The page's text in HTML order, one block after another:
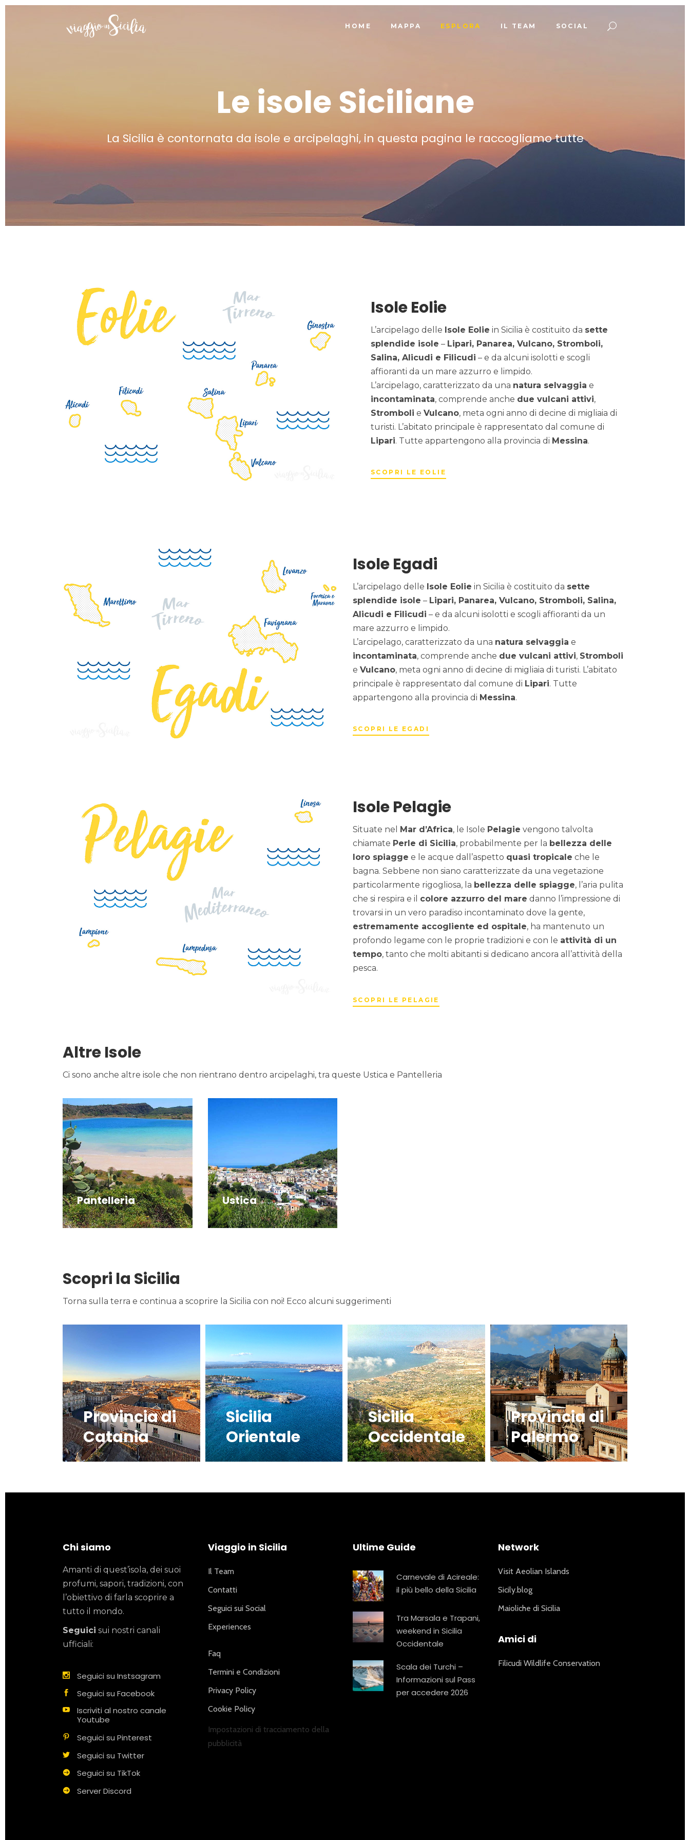
HOME MAPPA ESPLORA IL TEAM SOCIAL
Le isole Siciliane
La Sicilia è contornata da isole e arcipelaghi, in questa pagina le raccogliamo tutte
Isole Eolie
L’arcipelago delle Isole Eolie in Sicilia è costituito da sette
splendide isole – Lipari, Panarea, Vulcano, Stromboli,
Salina, Alicudi e Filicudi – e da alcuni isolotti e scogli
affioranti da un mare azzurro e limpido.
L’arcipelago, caratterizzato da una natura selvaggia e
incontaminata, comprende anche due vulcani attivi,
Stromboli e Vulcano, meta ogni anno di decine di migliaia di
turisti. L’abitato principale è rappresentato dal comune di
Lipari. Tutte appartengono alla provincia di Messina.
SCOPRI LE EOLIE
Isole Egadi
L’arcipelago delle Isole Eolie in Sicilia è costituito da sette
splendide isole – Lipari, Panarea, Vulcano, Stromboli, Salina,
Alicudi e Filicudi – e da alcuni isolotti e scogli affioranti da un
mare azzurro e limpido.
L’arcipelago, caratterizzato da una natura selvaggia e
incontaminata, comprende anche due vulcani attivi, Stromboli
e Vulcano, meta ogni anno di decine di migliaia di turisti. L’abitato
principale è rappresentato dal comune di Lipari. Tutte
appartengono alla provincia di Messina.
SCOPRI LE EGADI
Isole Pelagie
Situate nel Mar d’Africa, le Isole Pelagie vengono talvolta
chiamate Perle di Sicilia, probabilmente per la bellezza delle
loro spiagge e le acque dall’aspetto quasi tropicale che le
bagna. Sebbene non siano caratterizzate da una vegetazione
particolarmente rigogliosa, la bellezza delle spiagge, l’aria pulita
che si respira e il colore azzurro del mare danno l’impressione di
trovarsi in un vero paradiso incontaminato dove la gente,
estremamente accogliente ed ospitale, ha mantenuto un
profondo legame con le proprie tradizioni e con le attività di un
tempo, tanto che molti abitanti si dedicano ancora all’attività della
pesca.
SCOPRI LE PELAGIE
Altre Isole
Ci sono anche altre isole che non rientrano dentro arcipelaghi, tra queste Ustica e Pantelleria
Pantelleria Ustica
Scopri la Sicilia
Torna sulla terra e continua a scoprire la Sicilia con noi! Ecco alcuni suggerimenti
Provincia di
Catania
Sicilia
Orientale
Sicilia
Occidentale
Provincia di
Palermo
Chi siamo
Amanti di quest’isola, dei suoi
profumi, sapori, tradizioni, con
l’obiettivo di farla scoprire a
tutto il mondo.
Seguici sui nostri canali
ufficiali:
Seguici su Instsagram
Seguici su Facebook
Iscriviti al nostro canale
Youtube
Seguici su Pinterest
Seguici su Twitter
Seguici su TikTok
Server Discord
Viaggio in Sicilia
Il Team
Contatti
Seguici sui Social
Experiences
Faq
Termini e Condizioni
Privacy Policy
Cookie Policy
Impostazioni di tracciamento della
pubblicità
Ultime Guide
Carnevale di Acireale:
il più bello della Sicilia
Tra Marsala e Trapani,
weekend in Sicilia
Occidentale
Scala dei Turchi –
Informazioni sul Pass
per accedere 2026
Network
Visit Aeolian Islands
Sicily.blog
Maioliche di Sicilia
Amici di
Filicudi Wildlife Conservation